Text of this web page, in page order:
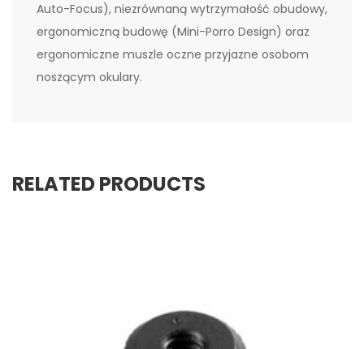
Auto-Focus), niezrównaną wytrzymałość obudowy,
ergonomiczną budowę (Mini-Porro Design) oraz
ergonomiczne muszle oczne przyjazne osobom
noszącym okulary.
RELATED PRODUCTS